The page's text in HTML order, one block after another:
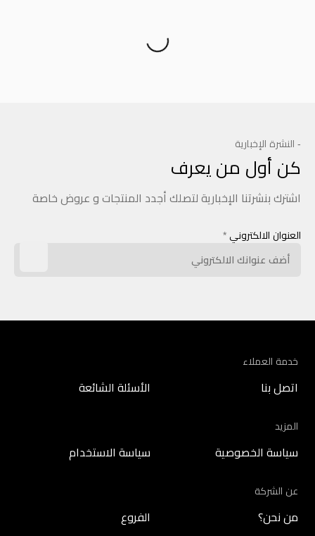
- النشرة الإخبارية
كن أول من يعرف
اشترك بنشرتنا الإخبارية لتصلك أجدد المنتجات و عروض خاصة
العنوان الالكتروني *
خدمة العملاء
اتصل بنا الأسئلة الشائعة
المزيد
سياسة الخصوصية سياسة الاستخدام
عن الشركة
من نحن؟ الفروع